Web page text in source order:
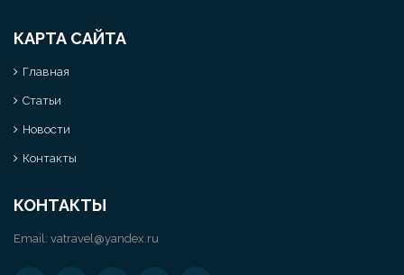
КАРТА САЙТА
Главная
Статьи
Новости
Контакты
КОНТАКТЫ
Email: vatravel@yandex.ru